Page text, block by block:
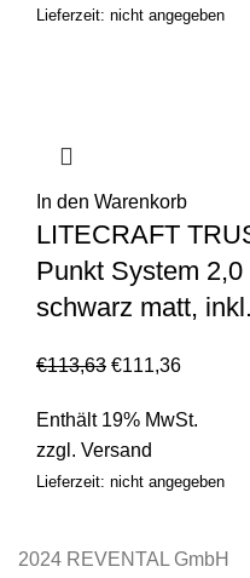
Lieferzeit: nicht angegeben
In den Warenkorb
LITECRAFT
Punkt System
schwarz matt,
€113,63 €111,36
Enthält 19% MwSt.
zzgl. Versand
Lieferzeit: nicht angegeben
2024 REVENTAL GmbH